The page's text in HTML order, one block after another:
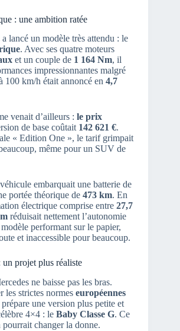
: une ambition ratée
lancé un modèle très attendu : le
. Avec ses quatre moteurs
et un couple de 1 164 Nm, il
impressionnantes malgré
100 km/h était annoncé en 4,7
venait d’ailleurs : le prix
de base coûtait 142 621 €.
« Edition One », le tarif grimpait
même pour un SUV de
embarquait une batterie de
portée théorique de 473 km. En
électrique comprise entre 27,7
réduisait nettement l’autonomie
performant sur le papier,
et inaccessible pour beaucoup.
projet plus réaliste
ne baisse pas les bras.
les strictes normes européennes
une version plus petite et
4×4 : le Baby Classe G. Ce
changer la donne.